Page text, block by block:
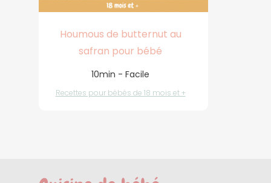
Houmous de butternut au
safran pour bébé
10min - Facile
Recettes pour bébés de 18 mois et +